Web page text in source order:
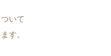
いて
す。